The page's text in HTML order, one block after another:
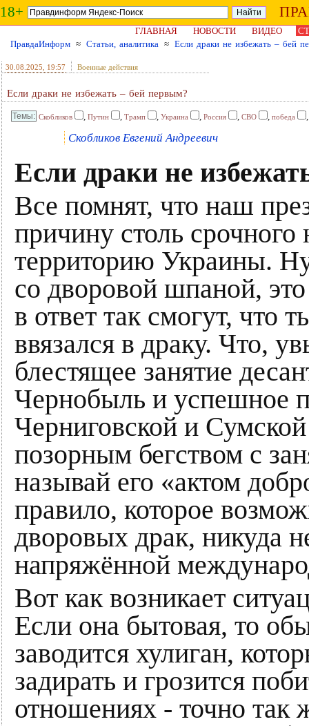
18+
ГЛАВНАЯ НОВОСТИ ВИДЕО
ПравдаИнформ ≈ Статьи, аналитика ≈ Если драки не избежать – бей
30.08.2025 , 19:57 Военные действия
Если драки не избежать – бей первым?
Скобликов , Путин , Трамп , Украина , Россия , СВО , победа
Скобликов Евгений Андреевич
Если драки не
Все помнят, что наш
причину столь
территорию Украины.
со дворовой шпаной,
в ответ так смогут, что
ввязался в драку. Что,
блестящее занятие
Чернобыль и успешное
Черниговской и
позорным бегством с
называй его «актом
правило, которое
дворовых драк, никуда
напряжённой
Вот как возникает
Если она бытовая, то
заводится хулиган,
задирать и грозится
отношениях - точно так